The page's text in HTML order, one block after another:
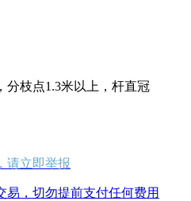
分枝点1.3米以上，杆直冠
请立即举报
易，切勿提前支付任何费用